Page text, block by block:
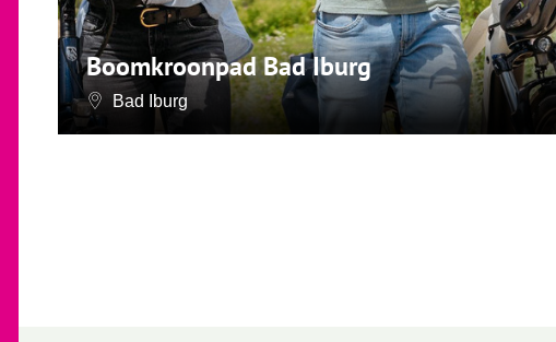
Boomkroonpad Bad Iburg
Bad Iburg